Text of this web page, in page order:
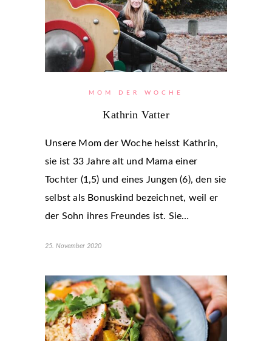
MOM DER WOCHE
Kathrin Vatter
Unsere Mom der Woche heisst Kathrin,
sie ist 33 Jahre alt und Mama einer
Tochter (1,5) und eines Jungen (6), den sie
selbst als Bonuskind bezeichnet, weil er
der Sohn ihres Freundes ist. Sie…
25. November 2020